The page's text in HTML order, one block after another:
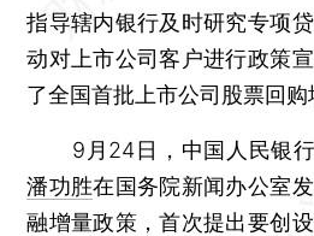
指导辖内银行及时研究专项
动对上市公司客户进行政策
了全国首批上市公司股票回购
9月24日，中国人民银行
潘功胜在国务院新闻办公室
融增量政策，首次提出要创